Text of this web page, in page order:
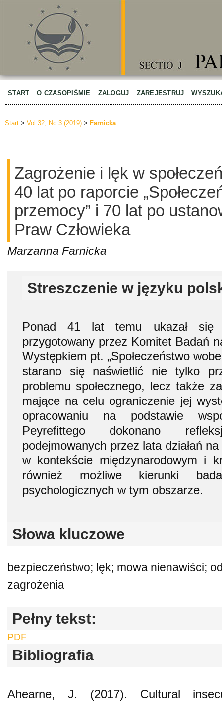
START O CZASOPIŚMIE ZALOGUJ ZAREJESTRUJ
Start > Vol 32, No 3 (2019) > Farnicka
Zagrożenie i lęk w
40 lat po raporcie
przemocy” i 70 lat po
Praw Człowieka
Marzanna Farnicka
Streszczenie w języku
Ponad 41 lat temu ukazał się
przygotowany przez Komitet Badań
Występkiem pt. „Społeczeństwo
starano się naświetlić nie tylko
problemu społecznego, lecz także
mające na celu ograniczenie jej
opracowaniu na podstawie
Peyrefittego dokonano
podejmowanych przez lata działań
w kontekście międzynarodowym i
również możliwe kierunki
psychologicznych w tym obszarze.
Słowa kluczowe
bezpieczeństwo; lęk; mowa nienawiści;
zagrożenia
Pełny tekst:
PDF
Bibliografia
Ahearne, J. (2017). Cultural